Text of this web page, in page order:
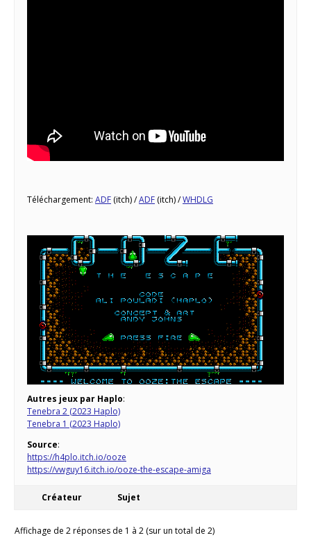
Téléchargement: ADF (itch) /ADF (itch) /WHDLG
Autres jeux par Haplo:
Tenebra 2 (2023 Haplo)
Tenebra 1 (2023 Haplo)
Source:
https://h4plo.itch.io/ooze
https://vwguy16.itch.io/ooze-the-escape-amiga
Créateur Sujet
Affichage de 2 réponses de 1 à 2 (sur un total de 2)